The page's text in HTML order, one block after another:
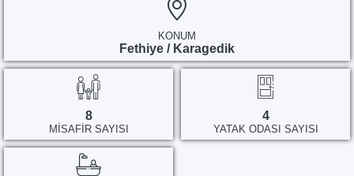
KONUM
Fethiye / Karagedik
8
MISAFIR SAYISI
4
YATAK ODASI SAYISI